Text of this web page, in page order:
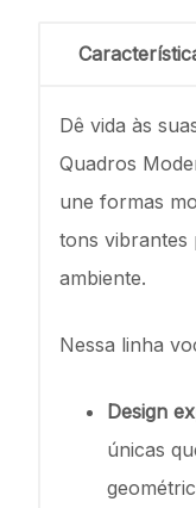
Dê vida às
Quadros
une formas
tons vibrantes
ambiente.
Nessa linha
Design
únicas